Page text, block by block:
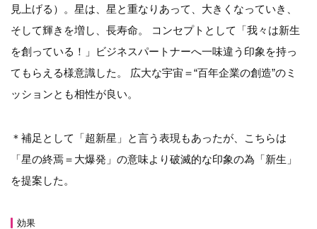
見上げる）。星は、星と重なりあって、大きくなっていき、
そして輝きを増し、長寿命。 コンセプトとして「我々は新生
を創っている！」ビジネスパートナーへ一味違う印象を持っ
てもらえる様意識した。 広大な宇宙＝“百年企業の創造”のミ
ッションとも相性が良い。
＊補足として「超新星」と言う表現もあったが、こちらは
「星の終焉＝大爆発」の意味より破滅的な印象の為「新生」
を提案した。
効果